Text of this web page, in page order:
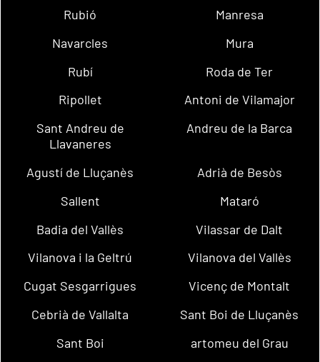
Rubió
Manresa
Navarcles
Mura
Rubí
Roda de Ter
Ripollet
Antoni de Vilamajor
Sant Andreu de
Llavaneres
Andreu de la Barca
Agustí de Lluçanès
Adrià de Besòs
Sallent
Mataró
Badia del Vallès
Vilassar de Dalt
Vilanova i la Geltrú
Vilanova del Vallès
Cugat Sesgarrigues
Vicenç de Montalt
Cebrià de Vallalta
Sant Boi de Lluçanès
Sant Boi
artomeu del Grau